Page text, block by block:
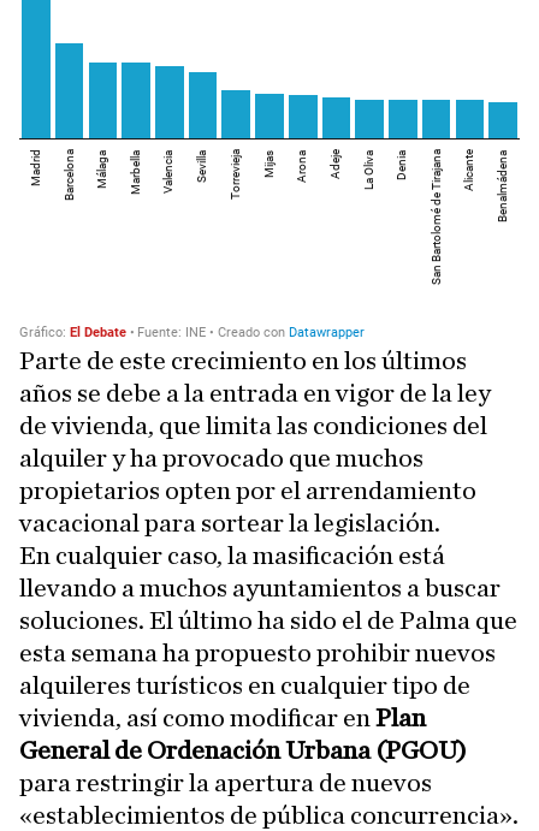
Parte de este crecimiento en los últimos
años se debe a la entrada en vigor de la ley
de vivienda, que limita las condiciones del
alquiler y ha provocado que muchos
propietarios opten por el arrendamiento
vacacional para sortear la legislación.
En cualquier caso, la masificación está
llevando a muchos ayuntamientos a buscar
soluciones. El último ha sido el de Palma que
esta semana ha propuesto prohibir nuevos
alquileres turísticos en cualquier tipo de
vivienda, así como modificar en Plan
General de Ordenación Urbana (PGOU)
para restringir la apertura de nuevos
«establecimientos de pública concurrencia».